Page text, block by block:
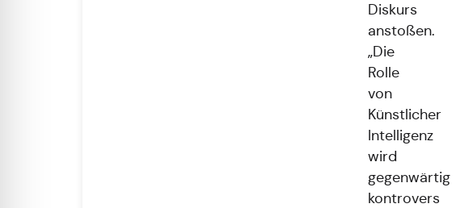
Diskurs
anstoßen.
„Die
Rolle
von
Künstlicher
Intelligenz
wird
gegenwärtig
kontrovers